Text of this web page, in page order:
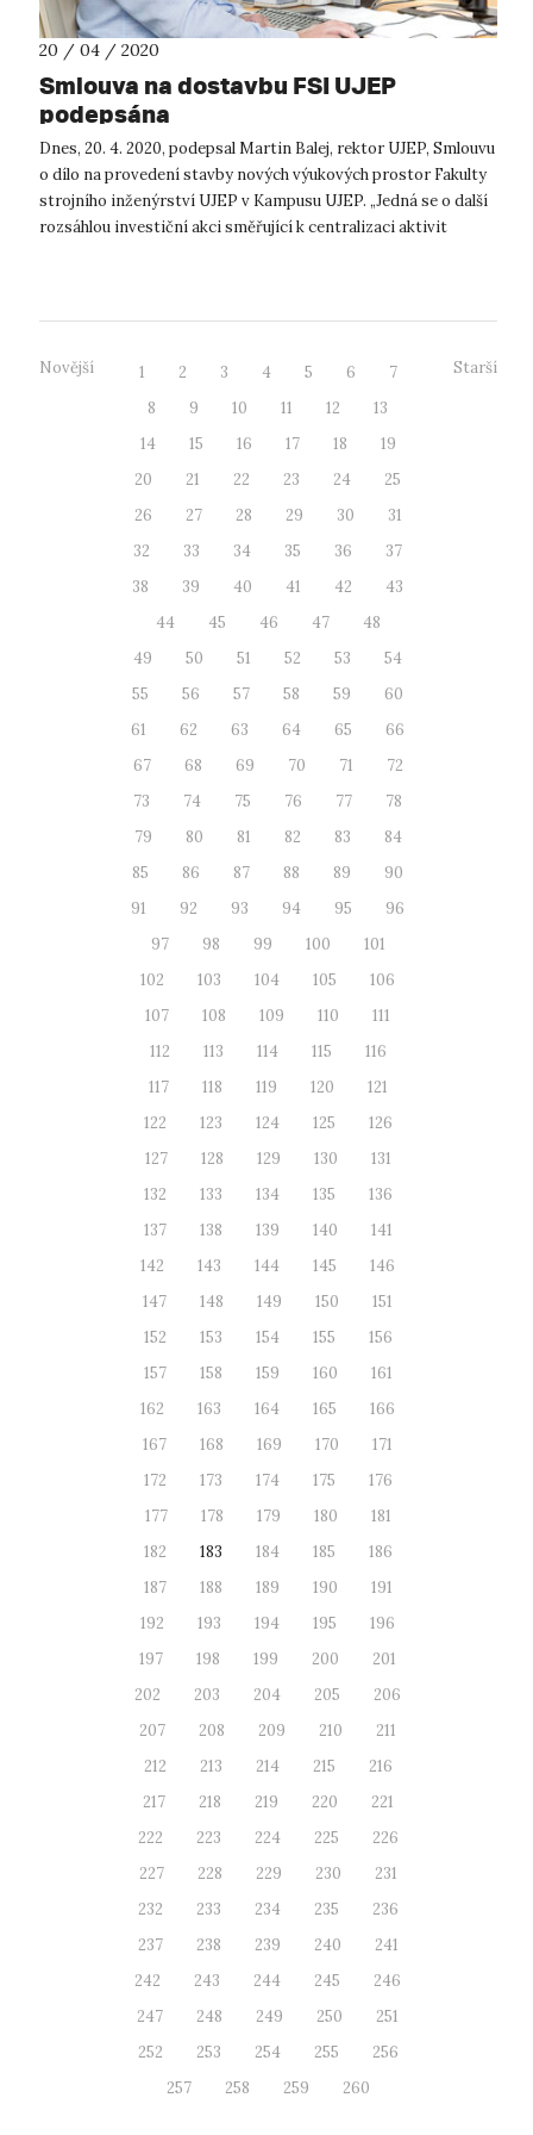
20 / 04 / 2020
Smlouva na dostavbu FSI UJEP
podepsána
Dnes, 20. 4. 2020, podepsal Martin Balej, rektor UJEP, Smlouvu
o dílo na provedení stavby nových výukových prostor Fakulty
strojního inženýrství UJEP v Kampusu UJEP. „Jedná se o další
rozsáhlou investiční akci směřující k centralizaci aktivit
Novější 1 2 3 4 5 6
7
8
9 10 11 12
13
14
15 16 17 18
19
20
21 22 23 24
25
26
27 28 29 30
31
32
33 34 35 36
37
38
39 40 41 42
43
44
45 46 47
48
49
50 51 52 53
54
55
56 57 58 59
60
61
62 63 64 65
66
67
68 69 70 71
72
73
74 75 76 77
78
79
80 81 82 83
84
85
86 87 88 89
90
91
92 93 94 95
96
97
98 99 100
101
102
103 104 105
106
107
108 109 110
111
112
113 114 115
116
117
118 119 120
121
122
123 124 125
126
127
128 129 130
131
132
133 134 135
136
137
138 139 140
141
142
143 144 145
146
147
148 149 150
151
152
153 154 155
156
157
158 159 160
161
162
163 164 165
166
167
168 169 170
171
172
173 174 175
176
177
178 179 180
181
182
183 184 185
186
187
188 189 190
191
192
193 194 195
196
197
198 199 200
201
202
203 204 205
206
207
208 209 210
211
212
213 214 215
216
217
218 219 220
221
222
223 224 225
226
227
228 229 230
231
232
233 234 235
236
237
238 239 240
241
242
243 244 245
246
247
248 249 250
251
252
253 254 255
256
257
258 259 260
Starší